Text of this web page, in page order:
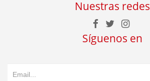
Nuestras redes
Síguenos en